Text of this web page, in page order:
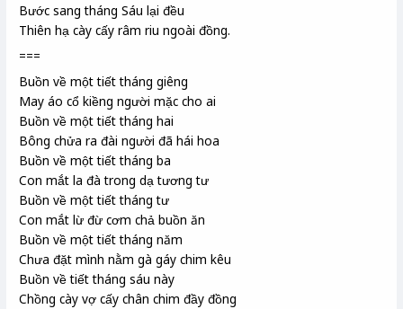
Bước sang tháng Sáu lại đều
Thiên hạ cày cấy râm riu ngoài đồng.
===
Buồn về một tiết tháng giêng
May áo cổ kiềng người mặc cho ai
Buồn về một tiết tháng hai
Bông chửa ra đài người đã hái hoa
Buồn về một tiết tháng ba
Con mắt la đà trong dạ tương tư
Buồn về một tiết tháng tư
Con mắt lừ đừ cơm chả buồn ăn
Buồn về một tiết tháng năm
Chưa đặt mình nằm gà gáy chim kêu
Buồn về tiết tháng sáu này
Chồng cày vợ cấy chân chim đầy đồng